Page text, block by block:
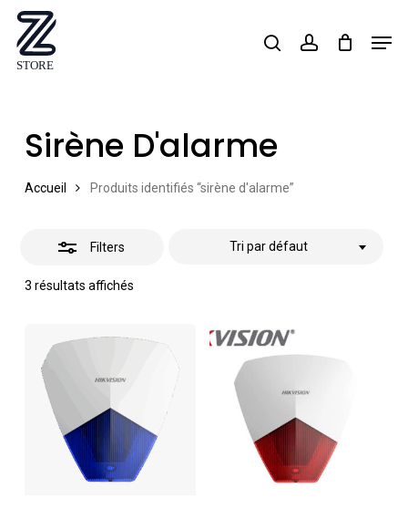
Skip
main
searchaccount
Sirène D'alarme
Accueil Produits identifiés “sirène d'alarme”
Filters
3 résultats affichés
Tri par défaut
Close